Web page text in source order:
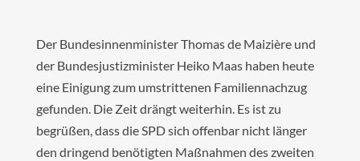
Der Bundesinnenminister Thomas de Maizière und
der Bundesjustizminister Heiko Maas haben heute
eine Einigung zum umstrittenen Familiennachzug
gefunden. Die Zeit drängt weiterhin. Es ist zu
begrüßen, dass die SPD sich offenbar nicht länger
den dringend benötigten Maßnahmen des zweiten